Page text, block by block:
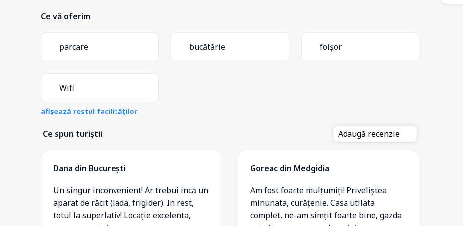
Ce vă oferim
parcare bucătărie foișor
Wifi
afișează restul facilităților
Ce spun turiștii Adaugă recenzie
Dana din București
Un singur inconvenient! Ar trebui incă un
aparat de răcit (lada, frigider). In rest,
totul la superlativ! Locație excelenta,
Goreac din Medgidia
Am fost foarte mulțumiți! Priveliștea
minunata, curățenie. Casa utilata
complet, ne-am simțit foarte bine, gazda